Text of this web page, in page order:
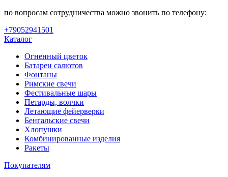
по вопросам сотрудничества можно звонить по телефону:
+79052941501
Каталог
Огненный цветок
Батареи салютов
Фонтаны
Римские свечи
Фестивальные шары
Петарды, волчки
Летающие фейерверки
Бенгальские свечи
Хлопушки
Комбинированные изделия
Ракеты
Покупателям